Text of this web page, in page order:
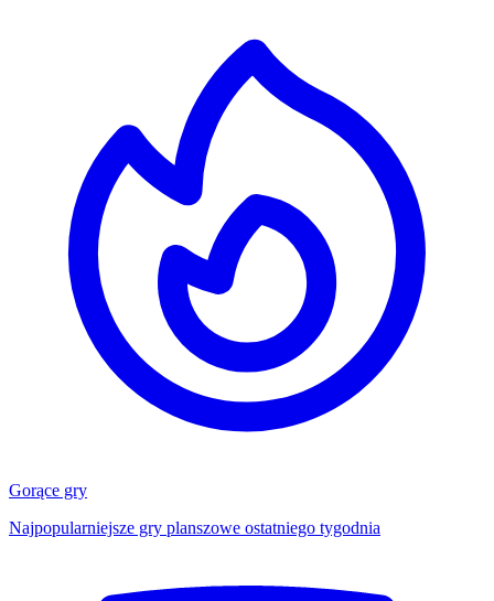
Gorące gry
Najpopularniejsze gry planszowe ostatniego tygodnia